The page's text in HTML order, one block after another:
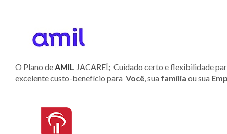
O Plano deAMIL JACAREÍ; Cuidado certo e flexibilidade
excelente custo-benefício para Você, sua família ou sua